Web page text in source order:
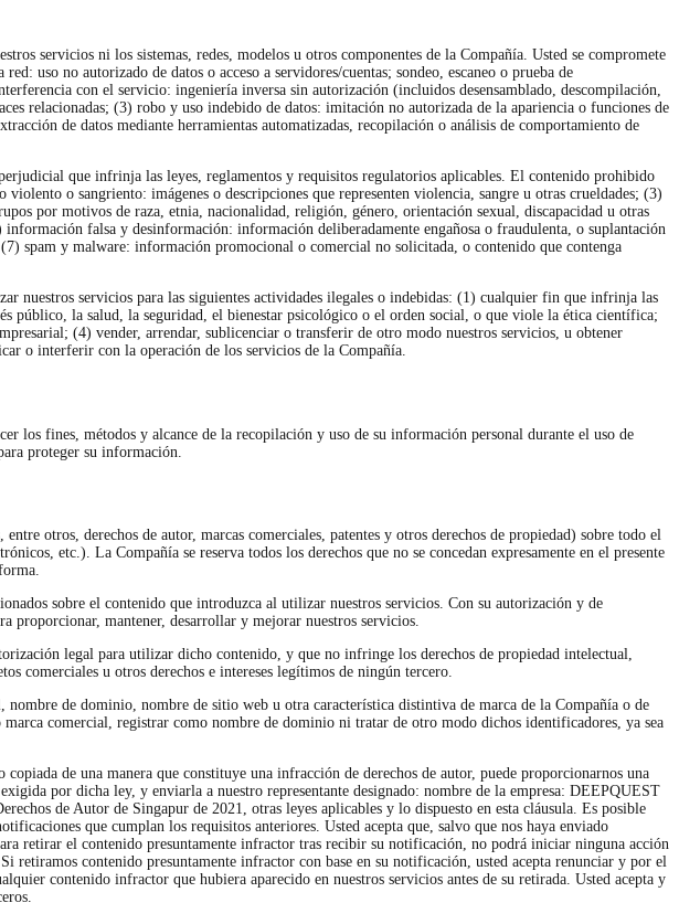
servicios ni los sistemas, redes, modelos u otros componentes de la Compañía. Usted se compromete
uso no autorizado de datos o acceso a servidores/cuentas; sondeo, escaneo o prueba de
con el servicio: ingeniería inversa sin autorización (incluidos desensamblado, descompilación,
relacionadas; (3) robo y uso indebido de datos: imitación no autorizada de la apariencia o funciones de
de datos mediante herramientas automatizadas, recopilación o análisis de comportamiento de
que infrinja las leyes, reglamentos y requisitos regulatorios aplicables. El contenido prohibido
o sangriento: imágenes o descripciones que representen violencia, sangre u otras crueldades; (3)
por motivos de raza, etnia, nacionalidad, religión, género, orientación sexual, discapacidad u otras
falsa y desinformación: información deliberadamente engañosa o fraudulenta, o suplantación
spam y malware: información promocional o comercial no solicitada, o contenido que contenga
nuestros servicios para las siguientes actividades ilegales o indebidas: (1) cualquier fin que infrinja las
público, la salud, la seguridad, el bienestar psicológico o el orden social, o que viole la ética científica;
(4) vender, arrendar, sublicenciar o transferir de otro modo nuestros servicios, u obtener
o interferir con la operación de los servicios de la Compañía.
los fines, métodos y alcance de la recopilación y uso de su información personal durante el uso de
proteger su información.
otros, derechos de autor, marcas comerciales, patentes y otros derechos de propiedad) sobre todo el
etc.). La Compañía se reserva todos los derechos que no se concedan expresamente en el presente
sobre el contenido que introduzca al utilizar nuestros servicios. Con su autorización y de
proporcionar, mantener, desarrollar y mejorar nuestros servicios.
legal para utilizar dicho contenido, y que no infringe los derechos de propiedad intelectual,
comerciales u otros derechos e intereses legítimos de ningún tercero.
de dominio, nombre de sitio web u otra característica distintiva de marca de la Compañía o de
comercial, registrar como nombre de dominio ni tratar de otro modo dichos identificadores, ya sea
de una manera que constituye una infracción de derechos de autor, puede proporcionarnos una
por dicha ley, y enviarla a nuestro representante designado: nombre de la empresa: DEEPQUEST
de Autor de Singapur de 2021, otras leyes aplicables y lo dispuesto en esta cláusula. Es posible
que cumplan los requisitos anteriores. Usted acepta que, salvo que nos haya enviado
retirar el contenido presuntamente infractor tras recibir su notificación, no podrá iniciar ninguna acción
contenido presuntamente infractor con base en su notificación, usted acepta renunciar y por el
contenido infractor que hubiera aparecido en nuestros servicios antes de su retirada. Usted acepta y